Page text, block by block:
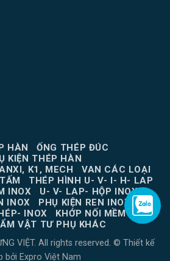
HÀN
ỐNG THÉP ĐÚC
KIỆN THÉP HÀN
K1, MECH
VAN CÁC LOẠI
THÉP HÌNH U- V- I- H- LAP
INOX
U- V- LAP- HỘP INOX
INOX
PHỤ KIỆN REN INOX
INOX
KHỚP NỐI MỀM
VẬT TƯ PHỤ KHÁC
VIỆT. All rights reserved. © Thiết kế
bởi Expro Việt Nam